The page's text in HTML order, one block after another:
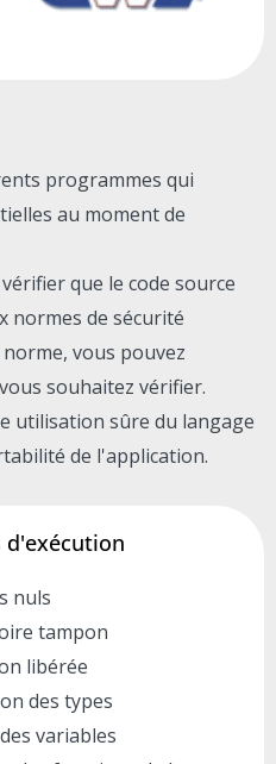
programmes qui
au moment de
que le code source
normes de sécurité
vous pouvez
souhaitez vérifier.
utilisation sûre du langage
de l'application.
d'exécution
nuls
tampon
libérée
des types
variables